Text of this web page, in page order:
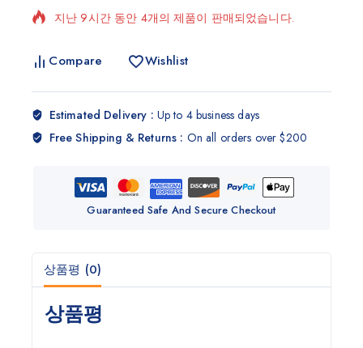
지난 9시간 동안 4개의 제품이 판매되었습니다.
빠르게 판매 중! 6명 이상이 장바구니에 담았습니다.
Compare Wishlist
Estimated Delivery : Up to 4 business days
Free Shipping & Returns : On all orders over $200
Guaranteed Safe And Secure Checkout
상품평 (0)
상품평